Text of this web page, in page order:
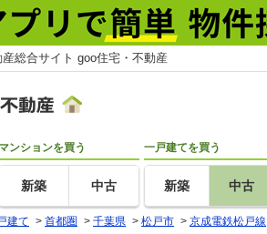
総合サイト goo住宅・不動産
マンションを買う
新築 中古
一戸建てを買う
新築 中古
建て > 首都圏 > 千葉県 > 松戸市 > 京成電鉄松戸線